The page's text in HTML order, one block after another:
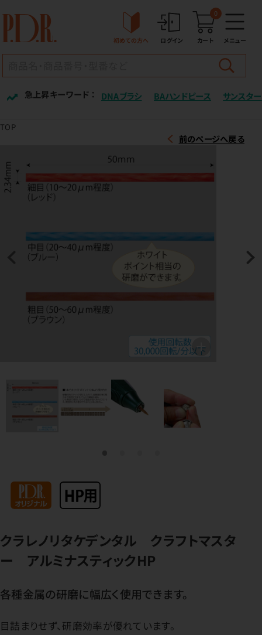
初めての方へ ログイン カート
0
メニュー
急上昇キーワード ： DNAブラシ BAハンドピース サンスター
TOP
前のページへ戻る
クラレノリタケデンタル クラフトマスタ
ー アルミナスティックHP
各種金属の研磨に幅広く使用できます。
目詰まりせず、研磨効率が優れています。